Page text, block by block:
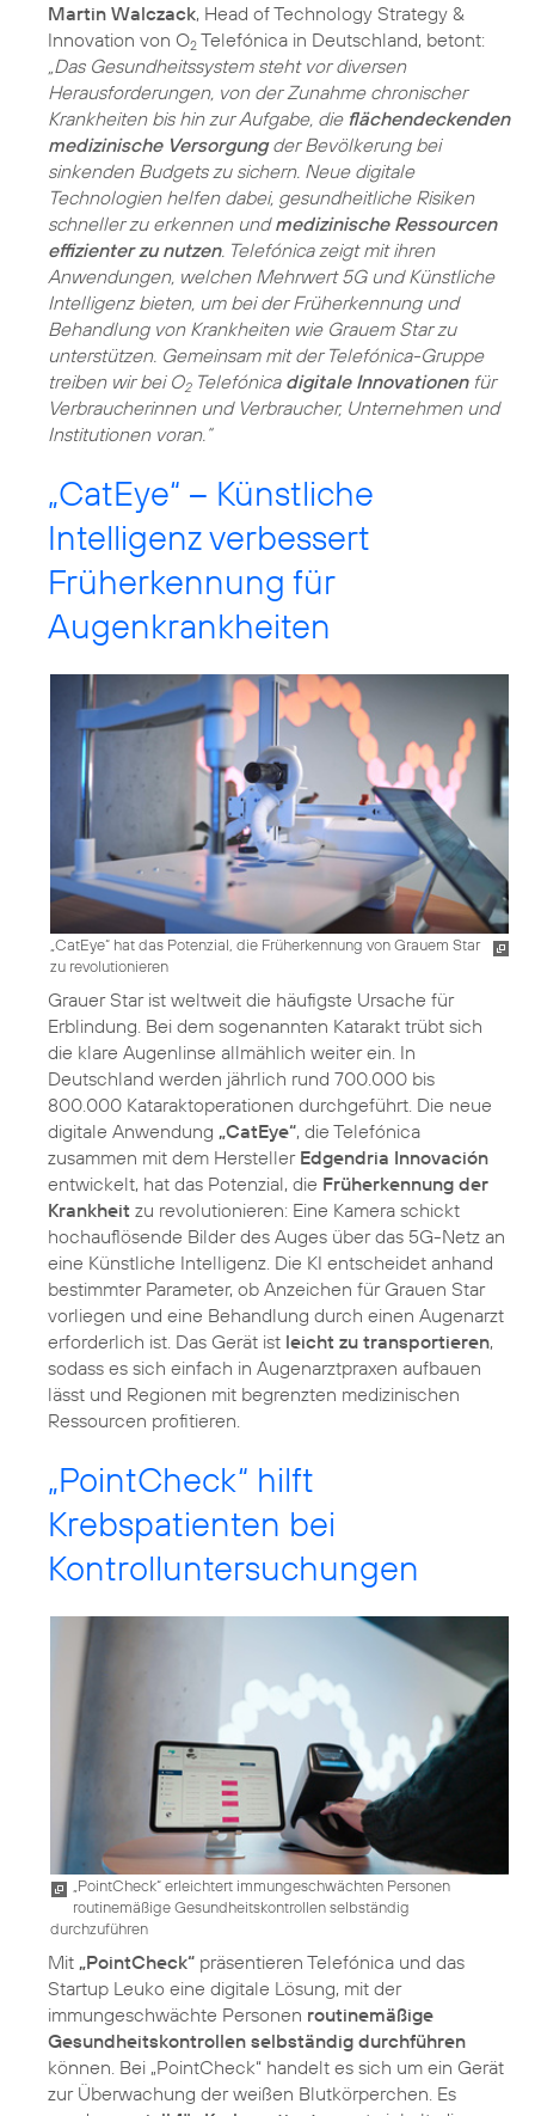
Martin Walczack, Head of Technology Strategy &
Innovation von O2 Telefónica in Deutschland, betont:
„Das Gesundheitssystem steht vor diversen
Herausforderungen, von der Zunahme chronischer
Krankheiten bis hin zur Aufgabe, die flächendeckenden
medizinische Versorgungder Bevölkerung bei
sinkenden Budgets zu sichern. Neue digitale
Technologien helfen dabei, gesundheitliche Risiken
schneller zu erkennen undmedizinische Ressourcen
effizienter zu nutzen. Telefónica zeigt mit ihren
Anwendungen, welchen Mehrwert 5G und Künstliche
Intelligenz bieten, um bei der Früherkennung und
Behandlung von Krankheiten wie Grauem Star zu
unterstützen. Gemeinsam mit der Telefónica-Gruppe
treiben wir bei O2Telefónica digitale Innovationenfür
Verbraucherinnen und Verbraucher, Unternehmen und
Institutionen voran.“
„CatEye“ – Künstliche
Intelligenz verbessert
Früherkennung für
Augenkrankheiten
„CatEye“ hat das Potenzial, die Früherkennung von Grauem Star
zu revolutionieren
Grauer Star ist weltweit die häufigste Ursache für
Erblindung. Bei dem sogenannten Katarakt trübt sich
die klare Augenlinse allmählich weiter ein. In
Deutschland werden jährlich rund 700.000 bis
800.000 Kataraktoperationen durchgeführt. Die neue
digitale Anwendung „CatEye“, die Telefónica
zusammen mit dem Hersteller Edgendria Innovación
entwickelt, hat das Potenzial, die Früherkennung der
Krankheit zu revolutionieren: Eine Kamera schickt
hochauflösende Bilder des Auges über das 5G-Netz an
eine Künstliche Intelligenz. Die KI entscheidet anhand
bestimmter Parameter, ob Anzeichen für Grauen Star
vorliegen und eine Behandlung durch einen Augenarzt
erforderlich ist. Das Gerät ist leicht zu transportieren,
sodass es sich einfach in Augenarztpraxen aufbauen
lässt und Regionen mit begrenzten medizinischen
Ressourcen profitieren.
„PointCheck“ hilft
Krebspatienten bei
Kontrolluntersuchungen
„PointCheck“ erleichtert immungeschwächten Personen
routinemäßige Gesundheitskontrollen selbständig
durchzuführen
Mit „PointCheck“ präsentieren Telefónica und das
Startup Leuko eine digitale Lösung, mit der
immungeschwächte Personen routinemäßige
Gesundheitskontrollen selbständig durchführen
können. Bei „PointCheck“ handelt es sich um ein Gerät
zur Überwachung der weißen Blutkörperchen. Es